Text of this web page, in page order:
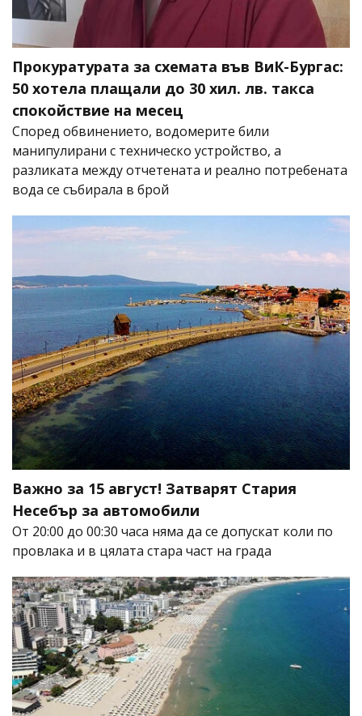
Прокуратурата за схемата във ВиК-Бургас:
50 хотела плащали до 30 хил. лв. такса
спокойствие на месец
Според обвинението, водомерите били
манипулирани с техническо устройство, а
разликата между отчетената и реално потребената
вода се събирала в брой
Важно за 15 август! Затварят Стария
Несебър за автомобили
От 20:00 до 00:30 часа няма да се допускат коли по
провлака и в цялата стара част на града